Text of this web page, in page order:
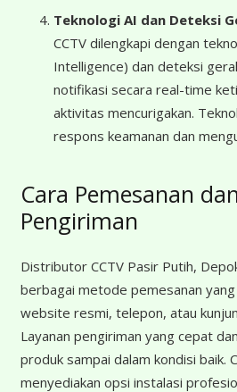
Teknologi AI dan Deteksi
CCTV dilengkapi dengan
Intelligence) dan deteksi
notifikasi secara real-time
aktivitas mencurigakan.
respons keamanan dan
Cara Pemesanan
Pengiriman
Distributor CCTV Pasir Putih,
berbagai metode pemesanan yang
website resmi, telepon, atau
Layanan pengiriman yang cepat
produk sampai dalam kondisi baik.
menyediakan opsi instalasi